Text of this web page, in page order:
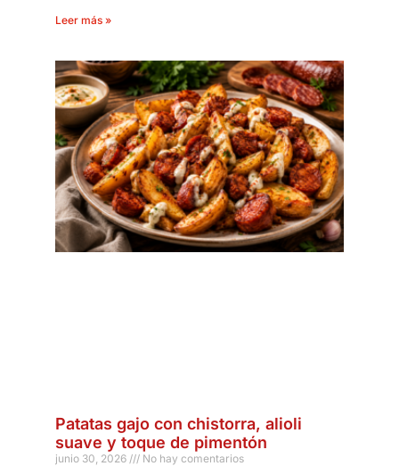
Leer más »
Patatas gajo con chistorra, alioli
suave y toque de pimentón
junio 30, 2026 No hay comentarios